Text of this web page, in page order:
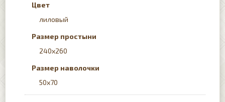
Цвет
лиловый
Размер простыни
240x260
Размер наволочки
50х70